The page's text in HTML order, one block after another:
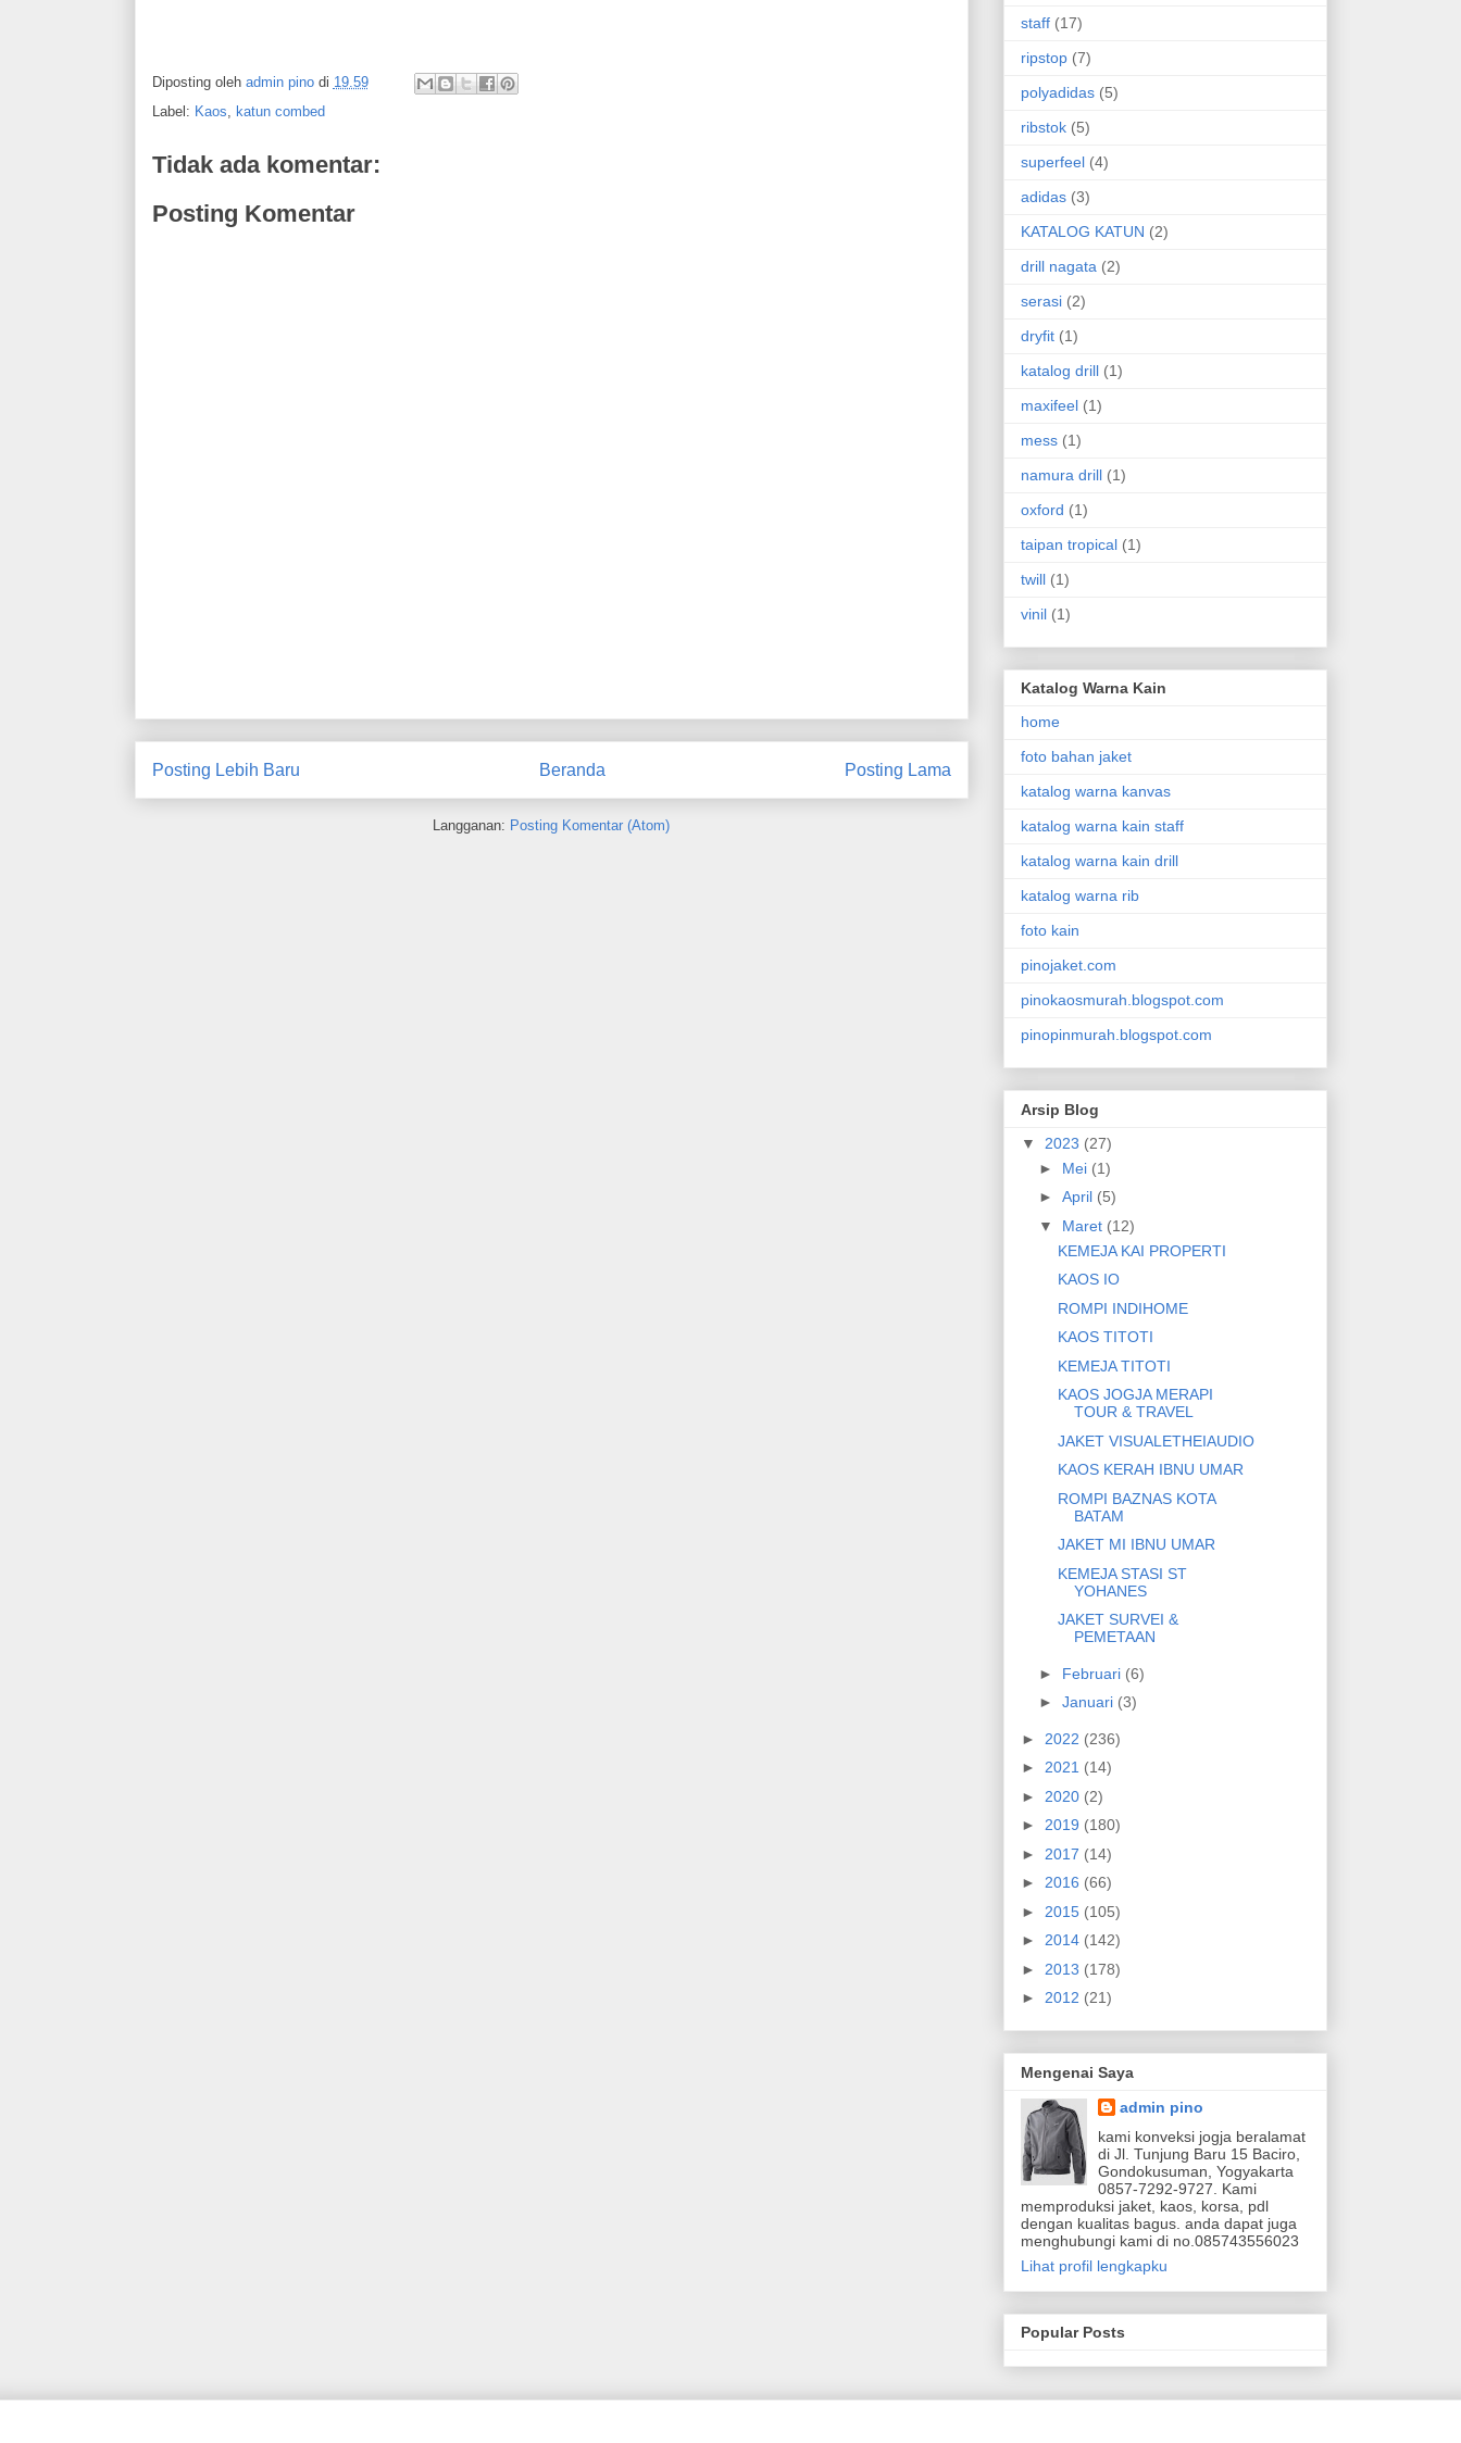
Diposting oleh admin pino di 19.59
Label: Kaos katun combed
Tidak ada komentar:
Posting Komentar
Posting Lebih Baru Posting Lama
Beranda
Langganan: Posting Komentar (Atom)
staff (17)
ripstop (7)
polyadidas (5)
ribstok (5)
superfeel (4)
adidas (3)
KATALOG KATUN (2)
drill nagata (2)
serasi (2)
dryfit (1)
katalog drill (1)
maxifeel (1)
mess (1)
namura drill (1)
oxford (1)
taipan tropical (1)
twill (1)
vinil (1)
Katalog Warna Kain
home
foto bahan jaket
katalog warna kanvas
katalog warna kain staff
katalog warna kain drill
katalog warna rib
foto kain
pinojaket.com
pinokaosmurah.blogspot.com
pinopinmurah.blogspot.com
Arsip Blog
▼ 2023 (27)
► Mei (1)
►April (5)
▼ Maret (12)
KEMEJA KAI PROPERTI
KAOS IO
ROMPI INDIHOME
KAOS TITOTI
KEMEJA TITOTI
KAOS JOGJA MERAPI
TOUR & TRAVEL
JAKET VISUALETHEIAUDIO
KAOS KERAH IBNU UMAR
ROMPI BAZNAS KOTA
BATAM
JAKET MI IBNU UMAR
KEMEJA STASI ST
YOHANES
JAKET SURVEI &
PEMETAAN
► Februari (6)
►Januari (3)
► 2022 (236)
► 2021 (14)
► 2020 (2)
► 2019 (180)
► 2017 (14)
► 2016 (66)
► 2015 (105)
► 2014 (142)
► 2013 (178)
► 2012 (21)
Mengenai Saya
admin pino
kami konveksi jogja beralamat
di Jl. Tunjung Baru 15 Baciro,
Gondokusuman, Yogyakarta
0857-7292-9727. Kami
memproduksi jaket, kaos, korsa, pdl
dengan kualitas bagus. anda dapat juga
menghubungi kami di no.085743556023
Lihat profil lengkapku
Popular Posts